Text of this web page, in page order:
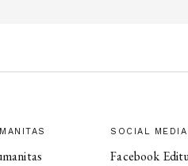
SOCIAL MEDIA
Facebook